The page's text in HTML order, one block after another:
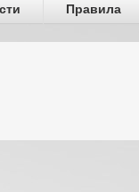
Правила